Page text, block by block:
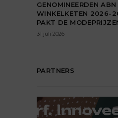
GENOMINEERDEN
WINKELKETEN 2026-
PAKT DE
31 juli 2026
PARTNERS